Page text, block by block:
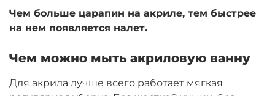
Чем больше царапин на акриле, тем быстрее
на нем появляется налет.
Чем можно мыть акриловую ванну
Для акрила лучше всего работает мягкая